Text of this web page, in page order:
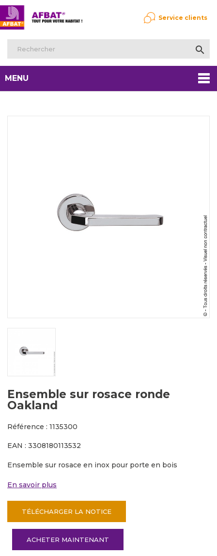

Service clients
MENU
Ensemble sur rosace ronde
Oakland
Référence : 1135300
EAN : 3308180113532
Ensemble sur rosace en inox pour porte en bois
En savoir plus
TÉLÉCHARGER LA NOTICE
ACHETER MAINTENANT